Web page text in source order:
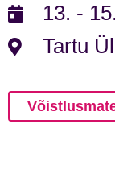
13. -
Tartu